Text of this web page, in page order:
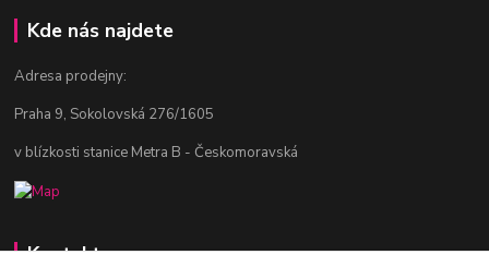
Kde nás najdete
Adresa prodejny:
Praha 9, Sokolovská 276/1605
v blízkosti stanice Metra B - Českomoravská
Kontakty